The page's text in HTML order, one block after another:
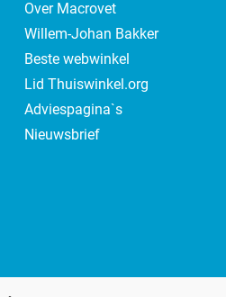
Over Macrovet
Willem-Johan Bakker
Beste webwinkel
Lid Thuiswinkel.org
Adviespagina`s
Nieuwsbrief